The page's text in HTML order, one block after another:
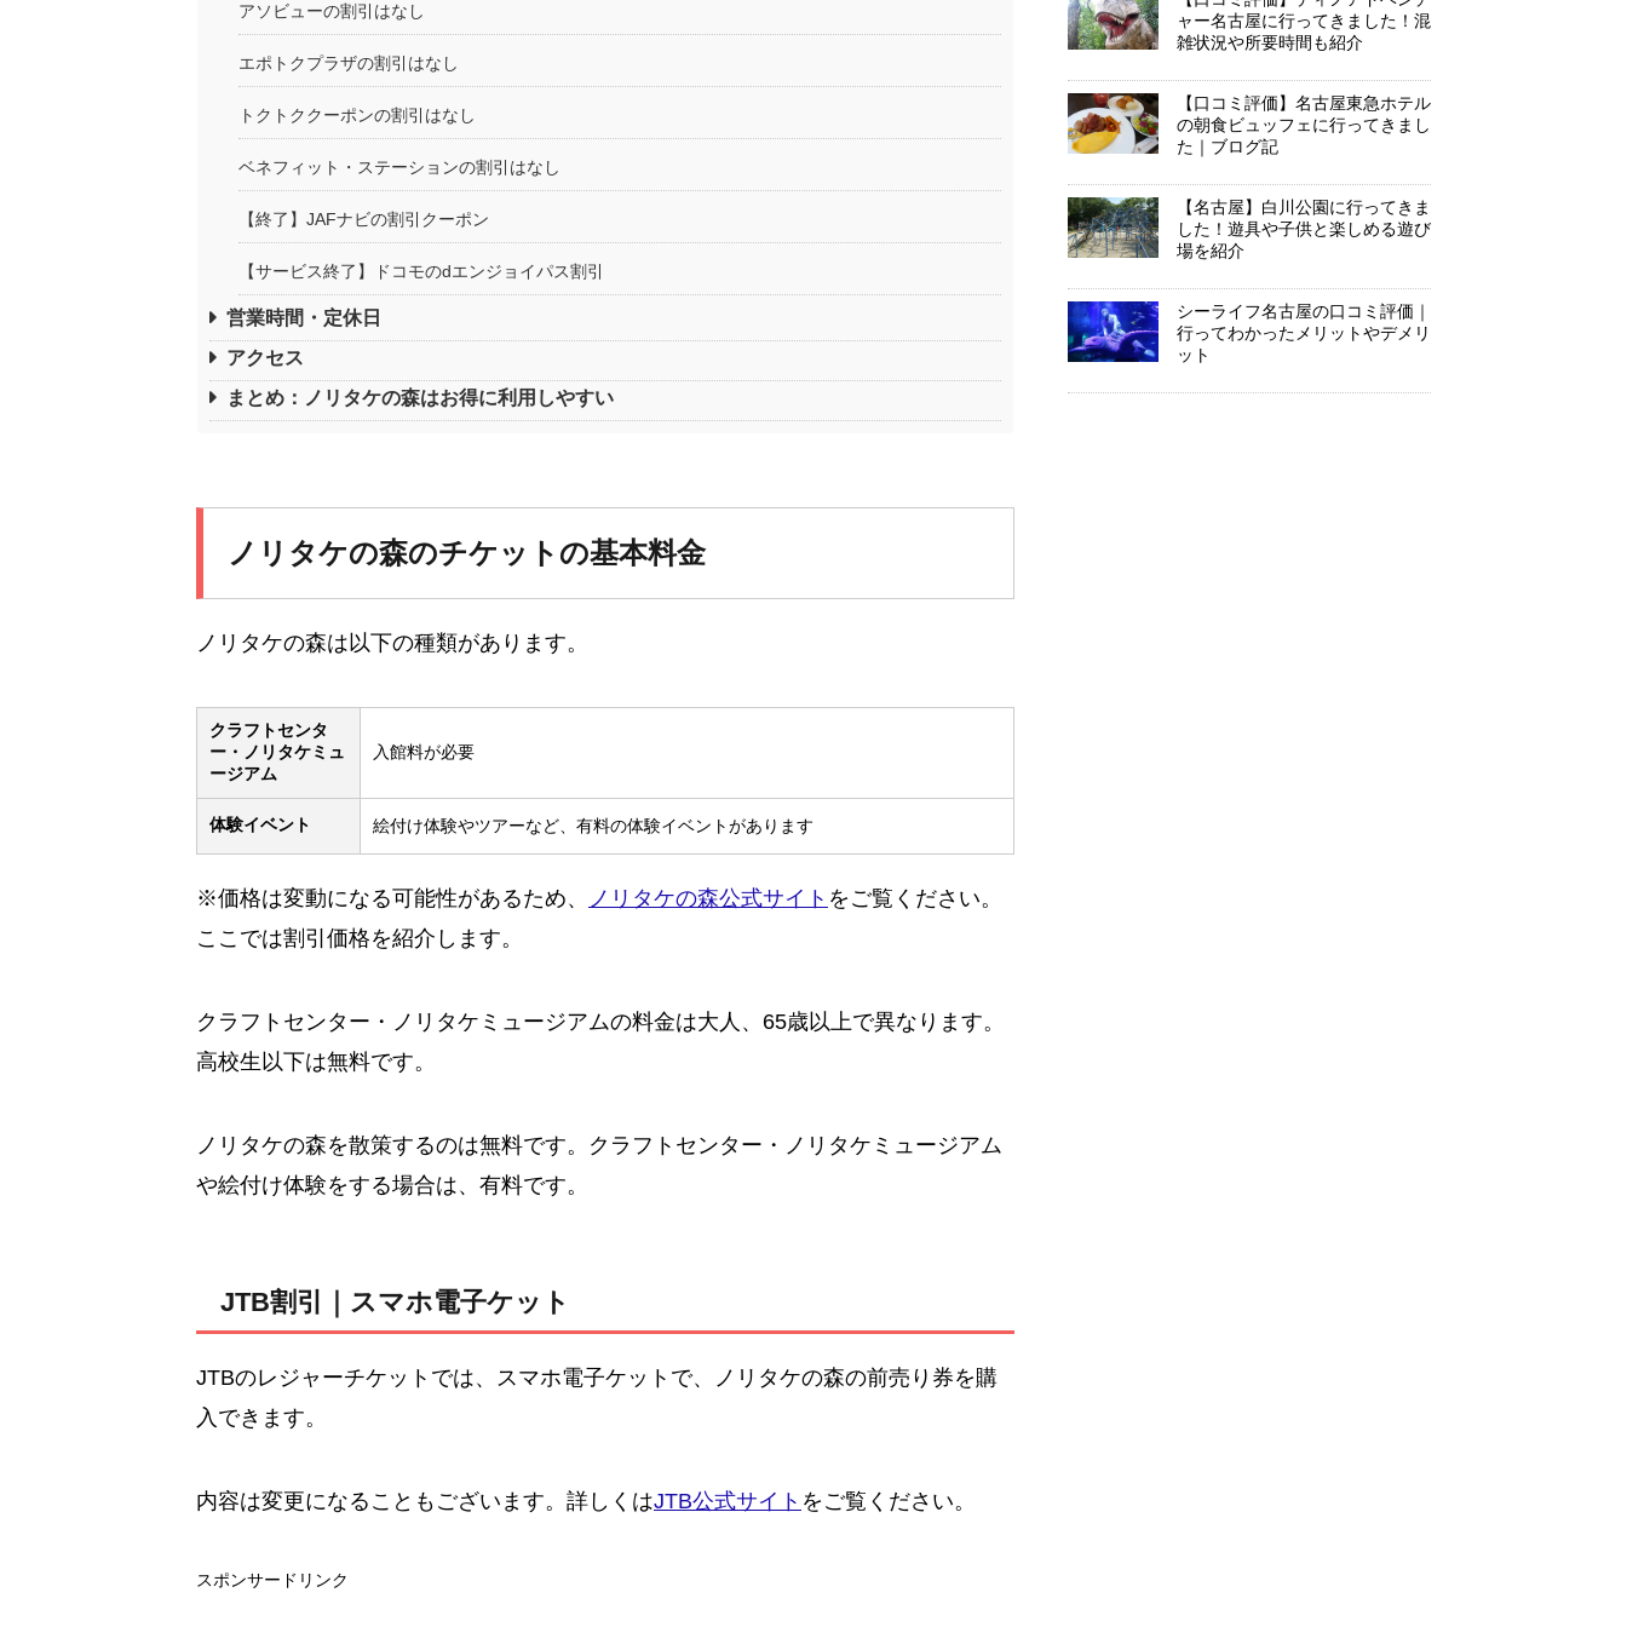
アソビューの割引はなし
エポトクプラザの割引はなし
トクトククーポンの割引はなし
ベネフィット・ステーションの割引はなし
【終了】JAFナビの割引クーポン
【サービス終了】ドコモのdエンジョイパス割引
営業時間・定休日
アクセス
まとめ：ノリタケの森はお得に利用しやすい
ノリタケの森のチケットの基本料金
ノリタケの森は以下の種類があります。
クラフトセンタ
ー・ノリタケミュ
ージアム
入館料が必要
体験イベント 絵付け体験やツアーなど、有料の体験イベントがあります
※価格は変動になる可能性があるため、 ノリタケの森公式サイト をご覧ください。
ここでは割引価格を紹介します。
クラフトセンター・ノリタケミュージアムの料金は大人、65歳以上で異なります。
高校生以下は無料です。
ノリタケの森を散策するのは無料です。クラフトセンター・ノリタケミュージアム
や絵付け体験をする場合は、有料です。
JTB割引｜スマホ電子ケット
JTBのレジャーチケットでは、スマホ電子ケットで、ノリタケの森の前売り券を購
入できます。
内容は変更になることもございます。詳しくはJTB公式サイト をご覧ください。
スポンサードリンク
ャー名古屋に行ってきました！混
雑状況や所要時間も紹介
【口コミ評価】名古屋東急ホテル
の朝食ビュッフェに行ってきまし
た｜ブログ記
【名古屋】白川公園に行ってきま
した！遊具や子供と楽しめる遊び
場を紹介
シーライフ名古屋の口コミ評価｜
行ってわかったメリットやデメリ
ット